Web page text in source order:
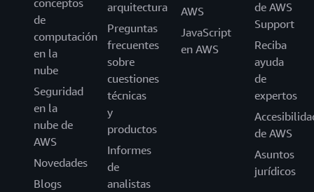
conceptos
de
computación
en la
nube
Seguridad
en la
nube de
AWS
Novedades
Blogs
arquitectura
Preguntas
frecuentes
sobre
cuestiones
técnicas
y
productos
Informes
de
analistas
AWS
JavaScript
en AWS
de AWS
Support
Reciba
ayuda
de
expertos
de AWS
Asuntos
jurídicos